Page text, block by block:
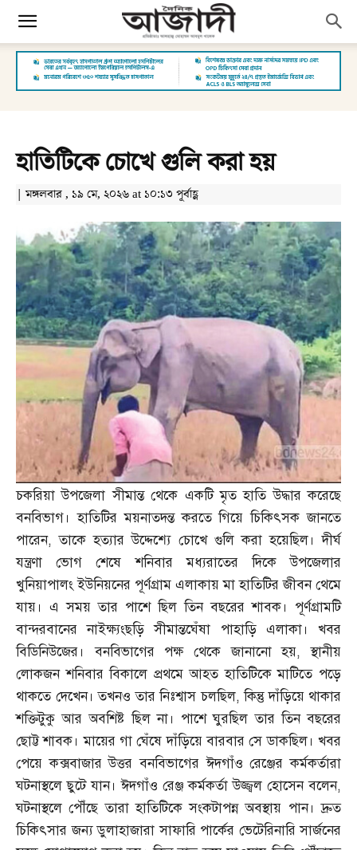
হাতিটিকে চোখে গুলি করা হয়
| মঙ্গলবার , ১৯ মে, ২০২৬ at ১০:১৩ পূর্বাহ্ণ
চকরিয়া উপজেলা সীমান্ত থেকে একটি মৃত হাতি উদ্ধার করেছে
বনবিভাগ। হাতিটির ময়নাতদন্ত করতে গিয়ে চিকিৎসক জানতে
পারেন,তাকে হত্যার উদ্দেশ্যে চোখে গুলি করা হয়েছিল। দীর্ঘ
যন্ত্রণা ভোগ শেষে শনিবার মধ্যরাতের দিকে উপজেলার
খুনিয়াপালং ইউনিয়নের পূর্ণগ্রাম এলাকায় মা হাতিটির জীবন থেমে
যায়। এ সময় তার পাশে ছিল তিন বছরের শাবক। পূর্ণগ্রামটি
বান্দরবানের নাইক্ষ্যংছড়ি সীমান্তঘেঁষা পাহাড়ি এলাকা। খবর
বিডিনিউজের। বনবিভাগের পক্ষ থেকে জানানো হয়,স্থানীয়
লোকজন শনিবার বিকালে প্রথমে আহত হাতিটিকে মাটিতে পড়ে
থাকতে দেখেন। তখনও তার নিঃশ্বাস চলছিল,কিন্তু দাঁড়িয়ে থাকার
শক্তিটুকু আর অবশিষ্ট ছিল না। পাশে ঘুরছিল তার তিন বছরের
ছোট্ট শাবক। মায়ের গা ঘেঁষে দাঁড়িয়ে বারবার সে ডাকছিল। খবর
পেয়ে কক্সবাজার উত্তর বনবিভাগের ঈদগাঁও রেঞ্জের কর্মকর্তারা
ঘটনাস্থলে ছুটে যান। ঈদগাঁও রেঞ্জ কর্মকর্তা উজ্জ্বল হোসেন বলেন,
ঘটনাস্থলে পৌঁছে তারা হাতিটিকে সংকটাপন্ন অবস্থায় পান। দ্রুত
চিকিৎসার জন্য ডুলাহাজারা সাফারি পার্কের ভেটেরিনারি সার্জনের